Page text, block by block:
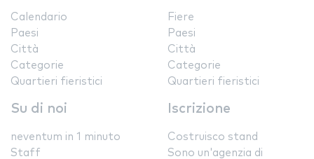
Calendario
Paesi
Città
Categorie
Quartieri fieristici
Fiere
Paesi
Città
Categorie
Quartieri fieristici
Su di noi
neventum in 1 minuto
Staff
Iscrizione
Costruisco stand
Sono un'agenzia di